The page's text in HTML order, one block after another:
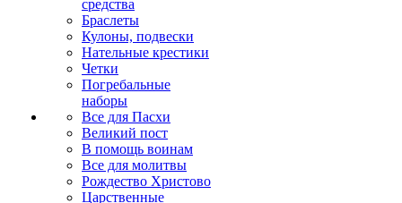
средства
Браслеты
Кулоны, подвески
Нательные крестики
Четки
Погребальные
наборы
Все для Пасхи
Великий пост
В помощь воинам
Все для молитвы
Рождество Христово
Царственные